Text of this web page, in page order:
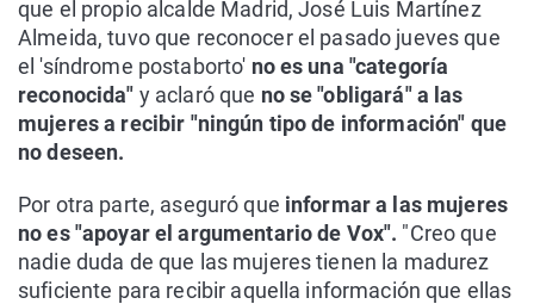
que el propio alcalde Madrid, José Luis Martínez
Almeida, tuvo que reconocer el pasado jueves que
el 'síndrome postaborto' no es una "categoría
reconocida" y aclaró que no se "obligará" a las
mujeres a recibir "ningún tipo de información" que
no deseen.
Por otra parte, aseguró que informar a las mujeres
no es "apoyar el argumentario de Vox". "Creo que
nadie duda de que las mujeres tienen la madurez
suficiente para recibir aquella información que ellas